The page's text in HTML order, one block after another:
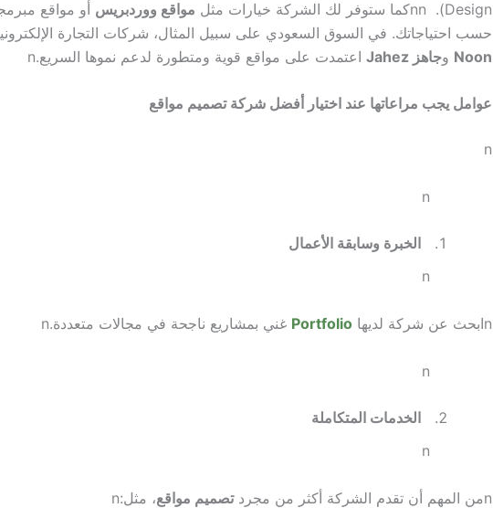
Design).
nnكما ستوفر لك الشركة خيارات مثل مواقع ووردبريس أو مواقع
حسب احتياجاتك. في السوق السعودي على سبيل المثال، شركات التجارة
Noon وجاهز Jahez اعتمدت على مواقع قوية ومتطورة لدعم نموها السريع.n
عوامل يجب مراعاتها عند اختيار أفضل شركة تصميم مواقع
n
n
الخبرة وسابقة الأعمال
n
nابحث عن شركة لديها Portfolio غني بمشاريع ناجحة في مجالات متعددة.n
n
الخدمات المتكاملة
n
nمن المهم أن تقدم الشركة أكثر من مجردتصميم مواقع، مثل:n